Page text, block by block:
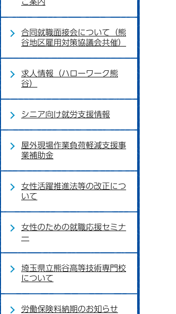
合同就職面接会について（熊
谷地区雇用対策協議会共催）
求人情報（ハローワーク熊
谷）
シニア向け就労支援情報
屋外現場作業負荷軽減支援事
業補助金
女性活躍推進法等の改正につ
いて
女性のための就職応援セミナ
ー
埼玉県立熊谷高等技術専門校
について
労働保険料納期のお知らせ